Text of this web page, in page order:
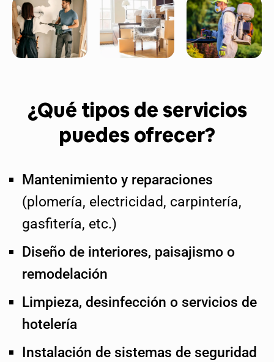
¿Qué tipos de servicios
puedes ofrecer?
Mantenimiento y reparaciones
(plomería, electricidad, carpintería,
gasfitería, etc.)
Diseño de interiores, paisajismo o
remodelación
Limpieza, desinfección o servicios de
hotelería
Instalación de sistemas de seguridad